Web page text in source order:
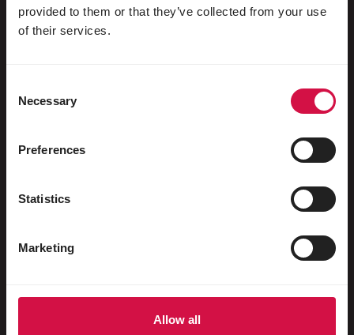
provided to them or that they’ve collected from your use
of their services.
Selection
Necessary
Preferences
Statistics
Marketing
Allow all
Steltlopers & loopvogels
Sierduiven
Fretten
Reptielen